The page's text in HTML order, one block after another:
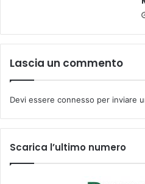
Lascia un commento
Devi essere connesso per inviare
Scarica l’ultimo numero